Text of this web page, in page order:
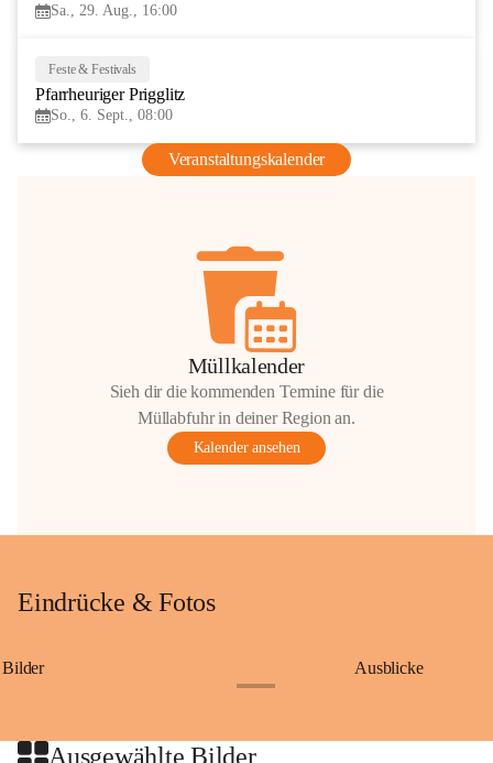
Sa., 29. Aug., 16:00
Feste & Festivals
Pfarrheuriger Prigglitz
So., 6. Sept., 08:00
Veranstaltungskalender
Müllkalender
Sieh dir die kommenden Termine für die
Müllabfuhr in deiner Region an.
Kalender ansehen
Eindrücke & Fotos
Bilder Ausblicke
Ausgewählte Bilder